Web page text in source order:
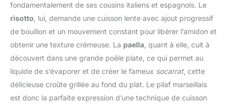
fondamentalement de ses cousins italiens et espagnols. Le
risotto , lui, demande une cuisson lente avec ajout progressif
de bouillon et un mouvement constant pour libérer l’amidon et
obtenir une texture crémeuse. La paella , quant à elle, cuit à
découvert dans une grande poêle plate, ce qui permet au
liquide de s’évaporer et de créer le fameux socarrat, cette
délicieuse croûte grillée au fond du plat. Le pilaf marseillais
est donc la parfaite expression d’une technique de cuisson